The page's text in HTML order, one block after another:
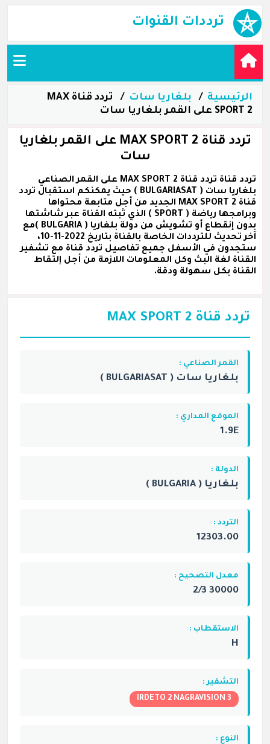
ترددات القنوات
الرئيسية بلغاريا سات
تردد قناة MAX
SPORT 2 على القمر بلغاريا سات
تردد قناة MAX SPORT 2 على القمر بلغاريا
سات
تردد قناة تردد قناة MAX SPORT 2 على القمر الصناعي
بلغاريا سات ( BULGARIASAT ) حيث يمكنكم استقبال تردد
قناة MAX SPORT 2 الجديد من أجل متابعة محتواها
وبرامجها رياضة ( SPORT ) الذي ثبته القناة عبر شاشتها
بدون إنقطاع أو تشويش من دولة بلغاريا ( BULGARIA )مع
آخر تحديث للترددات الخاصة بالقناة بتاريخ 2022-11-10،
ستجدون في الأسفل جميع تفاصيل تردد قناة مع تشفير
القناة لغة البث وكل المعلومات اللازمة من أجل إلتقاط
القناة بكل سهولة ودقة.
تردد قناة MAX SPORT 2
القمر الصناعي :
بلغاريا سات ( BULGARIASAT )
الموقع المداري :
1.9E
الدولة :
بلغاريا ( BULGARIA )
التردد :
12303.00
معدل التصحيح :
30000 2/3
الاستقطاب :
H
التشفير :
IRDETO 2 NAGRAVISION 3
النوع :